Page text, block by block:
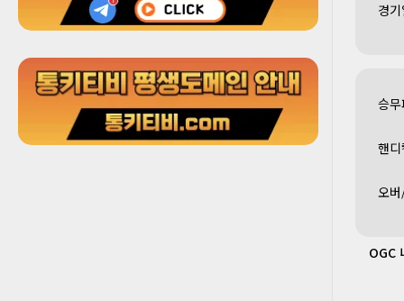
경
승무
핸디
오
OGC